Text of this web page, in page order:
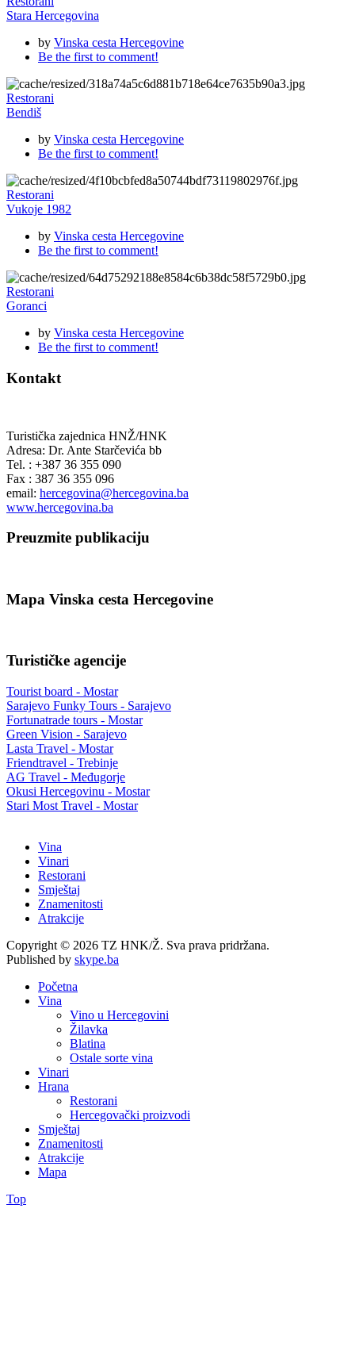
Stara Hercegovina
by Vinska cesta Hercegovine
Be the first to comment!
Restorani
Bendiš
by Vinska cesta Hercegovine
Be the first to comment!
Restorani
Vukoje 1982
by Vinska cesta Hercegovine
Be the first to comment!
Restorani
Goranci
by Vinska cesta Hercegovine
Be the first to comment!
Kontakt
Turistička zajednica HNŽ/HNK
Adresa: Dr. Ante Starčevića bb
Tel. : +387 36 355 090
Fax : 387 36 355 096
email: hercegovina@hercegovina.ba
www.hercegovina.ba
Preuzmite publikaciju
Mapa Vinska cesta Hercegovine
Turističke agencije
Tourist board - Mostar
Sarajevo Funky Tours - Sarajevo
Fortunatrade tours - Mostar
Green Vision - Sarajevo
Lasta Travel - Mostar
Friendtravel - Trebinje
AG Travel - Međugorje
Okusi Hercegovinu - Mostar
Stari Most Travel - Mostar
Vina
Vinari
Restorani
Smještaj
Znamenitosti
Atrakcije
Copyright © 2026 TZ HNK/Ž. Sva prava pridržana.
Published by skype.ba
Početna
Vina
Vino u Hercegovini
Žilavka
Blatina
Ostale sorte vina
Vinari
Hrana
Restorani
Hercegovački proizvodi
Smještaj
Znamenitosti
Atrakcije
Mapa
Top